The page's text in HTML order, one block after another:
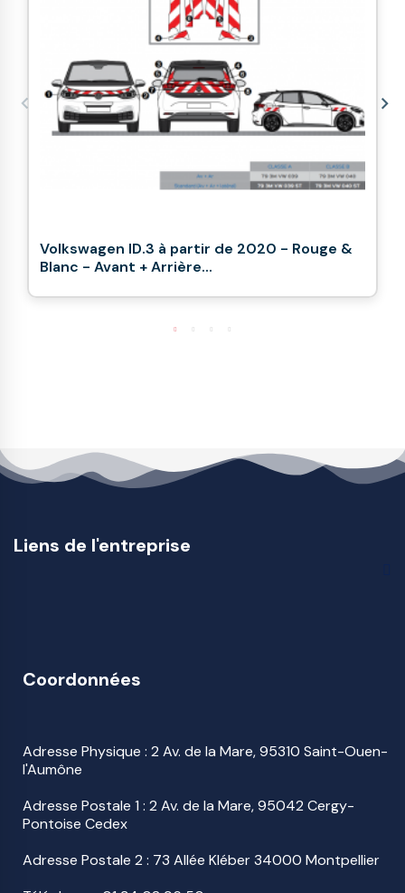
Volkswagen ID.3 à partir de 2020 - Rouge &
Blanc - Avant + Arrière...
Liens de l'entreprise
Coordonnées
Adresse Physique : 2 Av. de la Mare, 95310 Saint-Ouen-
l'Aumône
Adresse Postale 1 : 2 Av. de la Mare, 95042 Cergy-
Pontoise Cedex
Adresse Postale 2 : 73 Allée Kléber 34000 Montpellier